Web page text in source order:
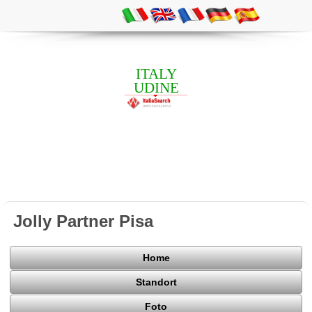
ITALY
UDINE
Jolly Partner Pisa
Home
Standort
Foto